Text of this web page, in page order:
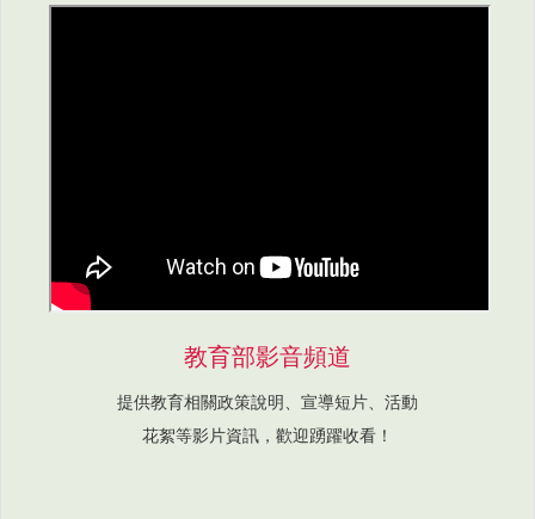
教育部影音頻道
提供教育相關政策說明、宣導短片、活動
花絮等影片資訊，歡迎踴躍收看！